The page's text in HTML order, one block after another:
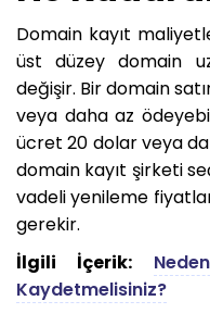
Domain kayıt
üst düzey domain
değişir. Bir domain
veya daha az
ücret 20 dolar veya
domain kayıt şirketi
vadeli yenileme
gerekir.
İlgili İçerik:
Kaydetmelisiniz?